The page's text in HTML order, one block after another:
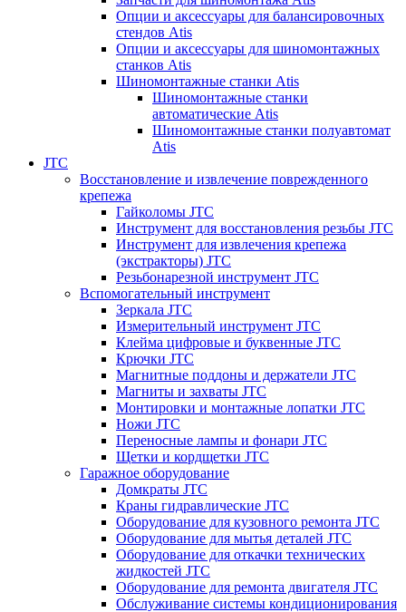
Опции и аксессуары для балансировочных
стендов Atis
Опции и аксессуары для шиномонтажных
станков Atis
Шиномонтажные станки Atis
Шиномонтажные станки
автоматические Atis
Шиномонтажные станки полуавтомат
Atis
JTC
Восстановление и извлечение поврежденного
крепежа
Гайколомы JTC
Инструмент для восстановления резьбы JTC
Инструмент для извлечения крепежа
(экстракторы) JTC
Резьбонарезной инструмент JTC
Вспомогательный инструмент
Зеркала JTC
Измерительный инструмент JTC
Клейма цифровые и буквенные JTC
Крючки JTC
Магнитные поддоны и держатели JTC
Магниты и захваты JTC
Монтировки и монтажные лопатки JTC
Ножи JTC
Переносные лампы и фонари JTC
Щетки и кордщетки JTC
Гаражное оборудование
Домкраты JTC
Краны гидравлические JTC
Оборудование для кузовного ремонта JTC
Оборудование для мытья деталей JTC
Оборудование для откачки технических
жидкостей JTC
Оборудование для ремонта двигателя JTC
Обслуживание системы кондиционирования